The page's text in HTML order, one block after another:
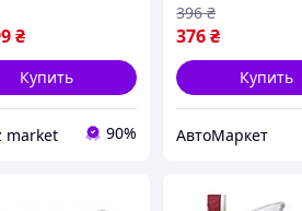
₴
Купить
market 90%
376₴
396 ₴
Купить
АвтоМаркет